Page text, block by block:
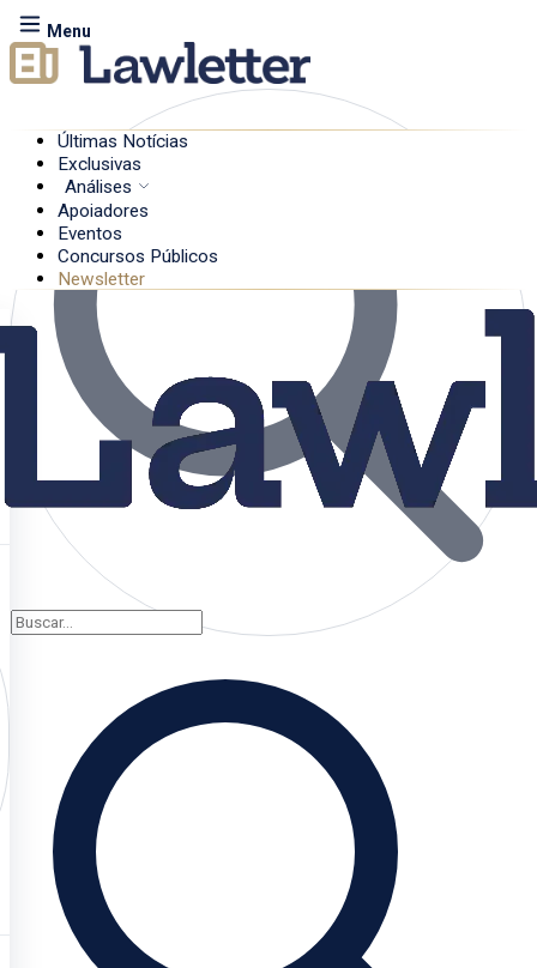
Menu
Últimas Notícias
Exclusivas
Análises
Apoiadores
Eventos
Concursos Públicos
Newsletter